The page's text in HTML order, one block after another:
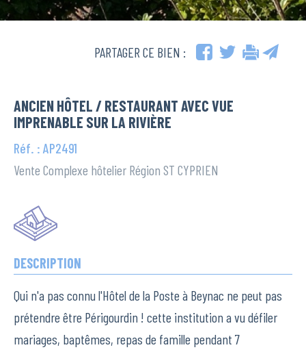
PARTAGER CE BIEN :
ANCIEN HÔTEL / RESTAURANT AVEC VUE
IMPRENABLE SUR LA RIVIÈRE
Réf. : AP2491
Vente Complexe hôtelier Région ST CYPRIEN
DESCRIPTION
Qui n'a pas connu l'Hôtel de la Poste à Beynac ne peut pas
prétendre être Périgourdin ! cette institution a vu défiler
mariages, baptêmes, repas de famille pendant 7